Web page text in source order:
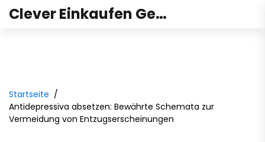
Clever Einkaufen Gesundheit
Startseite
Antidepressiva absetzen: Bewährte Schemata zur
Vermeidung von Entzugserscheinungen